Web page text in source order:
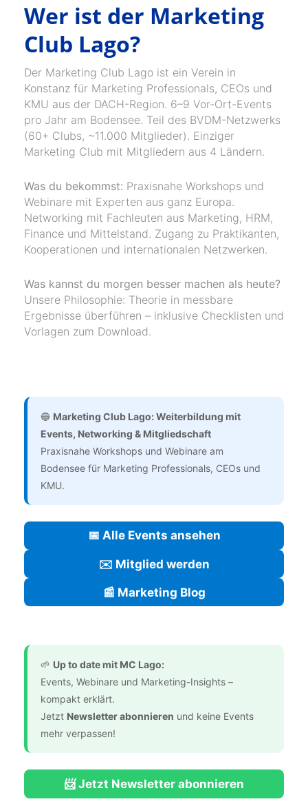
Wer ist der Marketing
Club Lago?
Der Marketing Club Lago ist ein Verein in
Konstanz für Marketing Professionals, CEOs und
KMU aus der DACH-Region. 6–9 Vor-Ort-Events
pro Jahr am Bodensee. Teil des BVDM-Netzwerks
(60+ Clubs, ~11.000 Mitglieder). Einziger
Marketing Club mit Mitgliedern aus 4 Ländern.
Was du bekommst: Praxisnahe Workshops und
Webinare mit Experten aus ganz Europa.
Networking mit Fachleuten aus Marketing, HRM,
Finance und Mittelstand. Zugang zu Praktikanten,
Kooperationen und internationalen Netzwerken.
Was kannst du morgen besser machen als heute?
Unsere Philosophie: Theorie in messbare
Ergebnisse überführen – inklusive Checklisten und
Vorlagen zum Download.
🔵 Marketing Club Lago: Weiterbildung mit
Events, Networking & Mitgliedschaft
Praxisnahe Workshops und Webinare am
Bodensee für Marketing Professionals, CEOs und
KMU.
📅 Alle Events ansehen
✉️ Mitglied werden
📰 Marketing Blog
🌱 Up to date mit MC Lago:
Events, Webinare und Marketing-Insights –
kompakt erklärt.
Jetzt Newsletter abonnieren und keine Events
mehr verpassen!
📨 Jetzt Newsletter abonnieren